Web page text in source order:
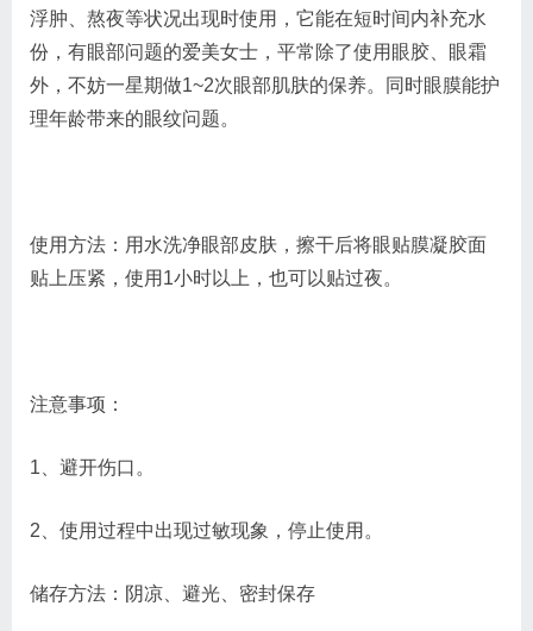
浮肿、熬夜等状况出现时使用，它能在短时间内补充水
份，有眼部问题的爱美女士，平常除了使用眼胶、眼霜
外，不妨一星期做1~2次眼部肌肤的保养。同时眼膜能护
理年龄带来的眼纹问题。
使用方法：用水洗净眼部皮肤，擦干后将眼贴膜凝胶面
贴上压紧，使用1小时以上，也可以贴过夜。
注意事项：
1、避开伤口。
2、使用过程中出现过敏现象，停止使用。
储存方法：阴凉、避光、密封保存